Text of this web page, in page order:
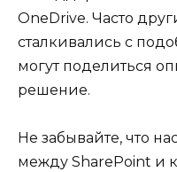
OneDrive. Часто
сталкивались с
могут поделиться
решение.
Не забывайте, что
между SharePoint и